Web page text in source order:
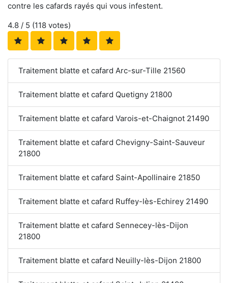
contre les cafards rayés qui vous infestent.
4.8 / 5 (118 votes)
Traitement blatte et cafard Arc-sur-Tille 21560
Traitement blatte et cafard Quetigny 21800
Traitement blatte et cafard Varois-et-Chaignot 21490
Traitement blatte et cafard Chevigny-Saint-Sauveur
21800
Traitement blatte et cafard Saint-Apollinaire 21850
Traitement blatte et cafard Ruffey-lès-Echirey 21490
Traitement blatte et cafard Sennecey-lès-Dijon
21800
Traitement blatte et cafard Neuilly-lès-Dijon 21800